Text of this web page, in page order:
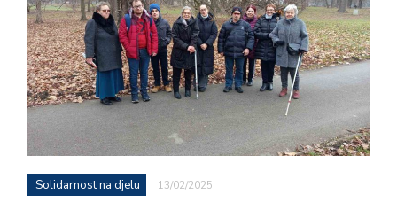
Solidarnost na djelu 13/02/2025